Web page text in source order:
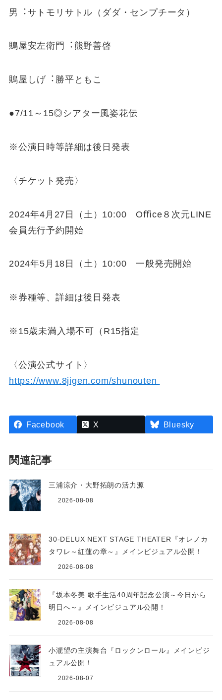
男︓サトモリサトル（ダダ・センプチータ）
鵙屋安左衛⾨︓熊野善啓
鵙屋しげ︓勝平ともこ
●7/11～15◎シアター⾵姿花伝
※公演⽇時等詳細は後⽇発表
〈チケット発売〉
2024年4⽉27⽇（⼟）10:00 Oﬃce８次元LINE
会員先⾏予約開始
2024年5⽉18⽇（⼟）10:00 ⼀般発売開始
※券種等、詳細は後⽇発表
※15歳未満⼊場不可（R15指定
〈公演公式サイト〉
https://www.8jigen.com/shunouten
Facebook X Bluesky
関連記事
三浦涼介・大野拓朗の活力源
2026-08-08
30-DELUX NEXT STAGE THEATER『オレノカ
タワレ～紅蓮の章～』メインビジュアル公開！
2026-08-08
『坂本冬美 歌手生活40周年記念公演～今日から
明日へ～』メインビジュアル公開！
2026-08-08
小瀧望の主演舞台『ロックンロール』メインビジ
ュアル公開！
2026-08-07